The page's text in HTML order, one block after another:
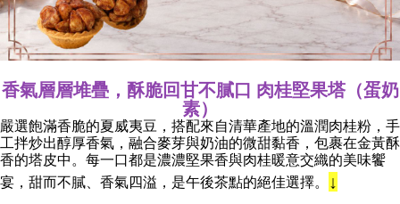
香氣層層堆疊，酥脆回甘不膩口 肉桂堅果塔（蛋奶
素）
嚴選飽滿香脆的夏威夷豆，搭配來自清華產地的溫潤肉桂粉，手
工拌炒出醇厚香氣，融合麥芽與奶油的微甜黏香，包裹在金黃酥
香的塔皮中。每一口都是濃濃堅果香與肉桂暖意交織的美味饗
宴，甜而不膩、香氣四溢，是午後茶點的絕佳選擇。
↓